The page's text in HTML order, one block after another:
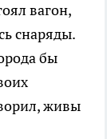
вагон,
снаряды.
бы
живы